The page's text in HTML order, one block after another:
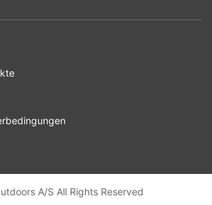
A/S All Rights Reserved